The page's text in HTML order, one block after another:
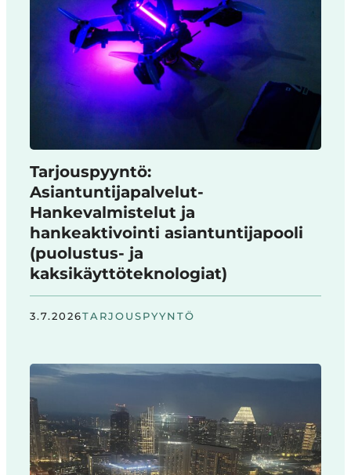
Tarjouspyyntö:
Asiantuntijapalvelut-
Hankevalmistelut ja
hankeaktivointi asiantuntijapooli
(puolustus- ja
kaksikäyttöteknologiat)
3.7.2026TARJOUSPYYNTÖ